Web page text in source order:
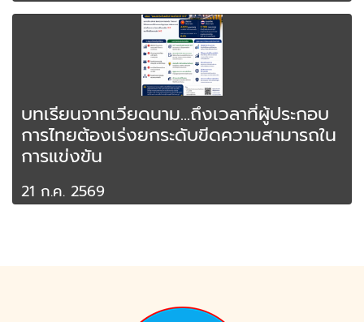
บทเรียนจากเวียดนาม...ถึงเวลาที่ผู้ประกอบ
การไทยต้องเร่งยกระดับขีดความสามารถใน
การแข่งขัน
21 ก.ค. 2569